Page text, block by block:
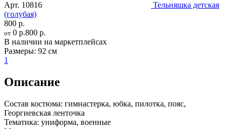
Арт. 10816
Тельняшка детская
(голубая)
800 р.
от 0 р.800 р.
В наличии на маркетплейсах
Размеры: 92 см
1
Описание
Состав костюма: гимнастерка, юбка, пилотка, пояс,
Георгиевская ленточка
Тематика: униформа, военные